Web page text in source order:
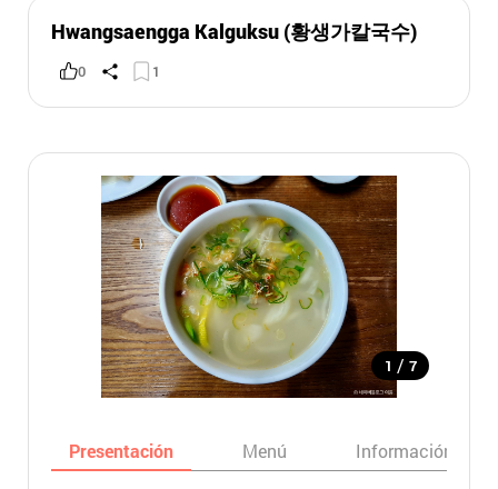
Hwangsaengga Kalguksu (황생가칼국수)
0 1
1 / 7
Presentación Menú Información